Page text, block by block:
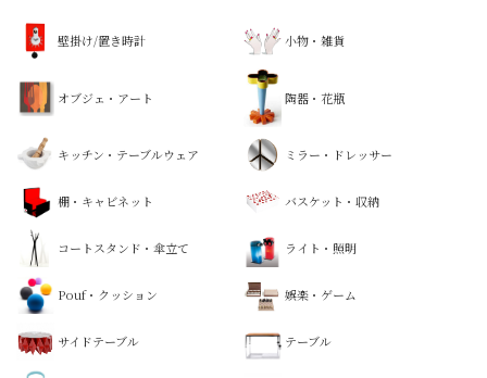
壁掛け/置き時計 小物・雑貨
オブジェ・アート 陶器・花瓶
キッチン・テーブルウェア ミラー・ドレッサー
棚・キャビネット バスケット・収納
コートスタンド・傘立て ライト・照明
Pouf・クッション 娯楽・ゲーム
サイドテーブル テーブル